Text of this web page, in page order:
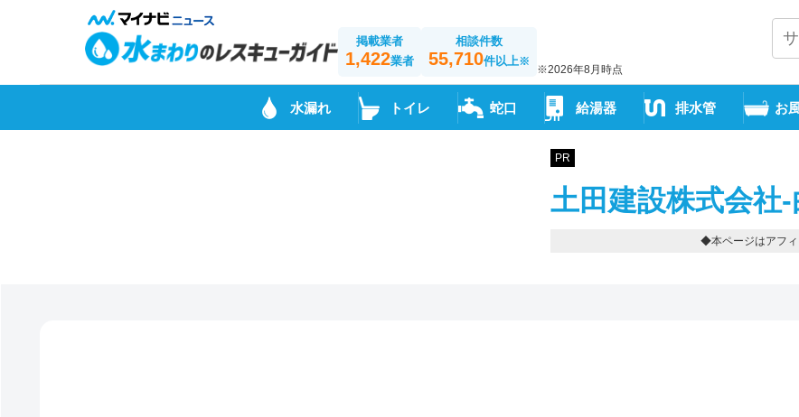
掲載業者
1,422業者
相談件数
55,710件以上※
※2026年8月時点
水漏れ トイレ 蛇口 給湯器 排水管 お
PR
土田建設株式会社
◆本ページはアフィ